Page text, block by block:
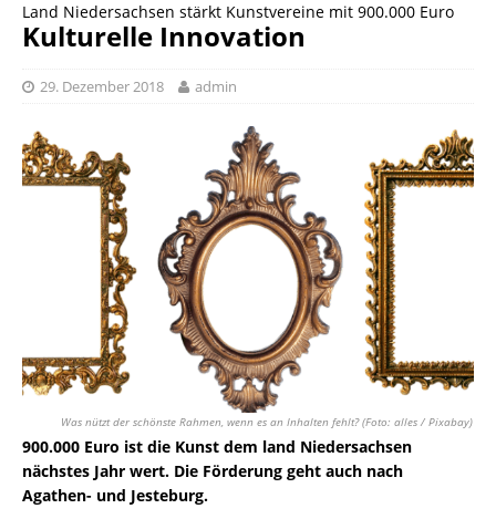
Land Niedersachsen stärkt Kunstvereine mit 900.000 Euro
Kulturelle Innovation
29. Dezember 2018 admin
Was nützt der schönste Rahmen, wenn es an Inhalten fehlt? (Foto: alles / Pixabay)
900.000 Euro ist die Kunst dem land Niedersachsen
nächstes Jahr wert. Die Förderung geht auch nach
Agathen- und Jesteburg.